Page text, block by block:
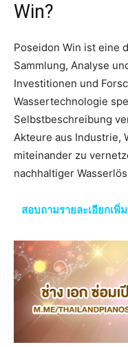
Win?
Poseidon Win ist eine
Sammlung, Analyse
Investitionen und
Wassertechnologie
Selbstbeschreibung
Akteure aus Industrie,
miteinander zu
nachhaltiger
สอบถามรายละเอียกเพิ่